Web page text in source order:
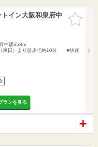
お気に入
りに追加
イン大阪和泉府中
中駅658m
東口）より徒歩で約10分 ■快速
ランを見る